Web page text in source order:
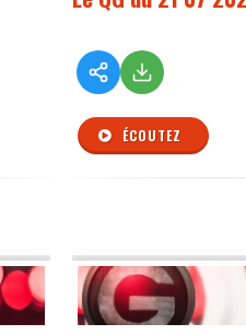
ÉCOUTEZ